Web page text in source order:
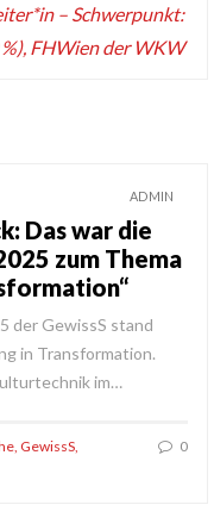
– Schwerpunkt:
FHWien der WKW
ADMIN
Das war die
zum Thema
der GewissS stand
in Transformation.
im…
, GewissS,
0